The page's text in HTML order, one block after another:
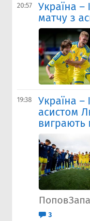
20:57
Україна –
матчу з
19:38
Україна –
асистом
виграють
3